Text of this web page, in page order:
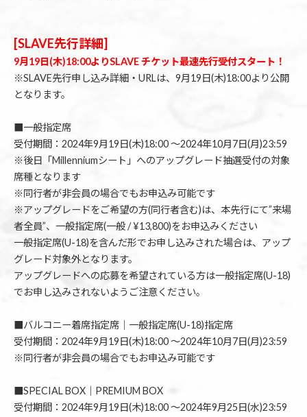
[SLAVE先行詳細]
9月19日(木)18:00よりSLAVE チケット最速先行受付スタート！
※SLAVE先行申し込み詳細・URLは、9月19日(木)18:00より公開
となります。
■一般指定席
受付期間：2024年9月19日(木)18:00 〜2024年10月7日(月)23:59
※後日「Millenniumシート」へのアップグレード抽選受付の対象
席種となります
※同行者が非会員の場合でもお申込み可能です
※アップグレードをご希望の方(同行者含む)は、本先行にて”来場
者全員”、一般指定席(一般 / ¥13,800)をお申込みください
一般指定席(U-18)を含んだ形でお申し込みされた場合は、アップ
グレード対象外となります。
アップグレードへの応募を希望されている方は一般指定席(U-18)
でお申し込みされないようご注意ください。
■バルコニー着席指定席｜一般指定席(U-18)指定席
受付期間：2024年9月19日(木)18:00 〜2024年10月7日(月)23:59
※同行者が非会員の場合でもお申込み可能です
■SPECIAL BOX｜PREMIUM BOX
受付期間：2024年9月19日(木)18:00 〜2024年9月25日(水)23:59